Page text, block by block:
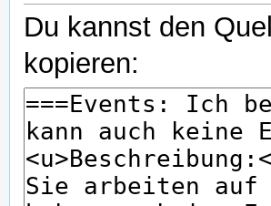
Du kannst den
kopieren: